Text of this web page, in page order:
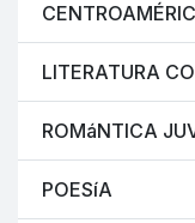
LITERATURA
ROMáNTICA
POESíA